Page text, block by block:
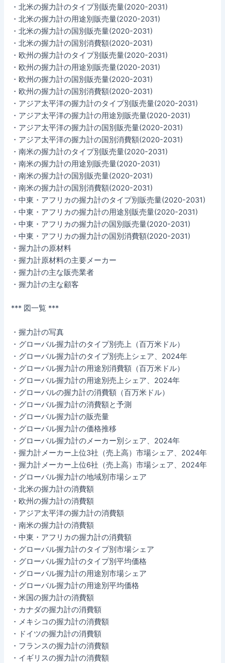
・北米の握力計のタイプ別販売量(2020-2031)
・北米の握力計の用途別販売量(2020-2031)
・北米の握力計の国別販売量(2020-2031)
・北米の握力計の国別消費額(2020-2031)
・欧州の握力計のタイプ別販売量(2020-2031)
・欧州の握力計の用途別販売量(2020-2031)
・欧州の握力計の国別販売量(2020-2031)
・欧州の握力計の国別消費額(2020-2031)
・アジア太平洋の握力計のタイプ別販売量(2020-2031)
・アジア太平洋の握力計の用途別販売量(2020-2031)
・アジア太平洋の握力計の国別販売量(2020-2031)
・アジア太平洋の握力計の国別消費額(2020-2031)
・南米の握力計のタイプ別販売量(2020-2031)
・南米の握力計の用途別販売量(2020-2031)
・南米の握力計の国別販売量(2020-2031)
・南米の握力計の国別消費額(2020-2031)
・中東・アフリカの握力計のタイプ別販売量(2020-2031)
・中東・アフリカの握力計の用途別販売量(2020-2031)
・中東・アフリカの握力計の国別販売量(2020-2031)
・中東・アフリカの握力計の国別消費額(2020-2031)
・握力計の原材料
・握力計原材料の主要メーカー
・握力計の主な販売業者
・握力計の主な顧客
*** 図一覧 ***
・握力計の写真
・グローバル握力計のタイプ別売上（百万米ドル）
・グローバル握力計のタイプ別売上シェア、2024年
・グローバル握力計の用途別消費額（百万米ドル）
・グローバル握力計の用途別売上シェア、2024年
・グローバルの握力計の消費額（百万米ドル）
・グローバル握力計の消費額と予測
・グローバル握力計の販売量
・グローバル握力計の価格推移
・グローバル握力計のメーカー別シェア、2024年
・握力計メーカー上位3社（売上高）市場シェア、2024年
・握力計メーカー上位6社（売上高）市場シェア、2024年
・グローバル握力計の地域別市場シェア
・北米の握力計の消費額
・欧州の握力計の消費額
・アジア太平洋の握力計の消費額
・南米の握力計の消費額
・中東・アフリカの握力計の消費額
・グローバル握力計のタイプ別市場シェア
・グローバル握力計のタイプ別平均価格
・グローバル握力計の用途別市場シェア
・グローバル握力計の用途別平均価格
・米国の握力計の消費額
・カナダの握力計の消費額
・メキシコの握力計の消費額
・ドイツの握力計の消費額
・フランスの握力計の消費額
・イギリスの握力計の消費額